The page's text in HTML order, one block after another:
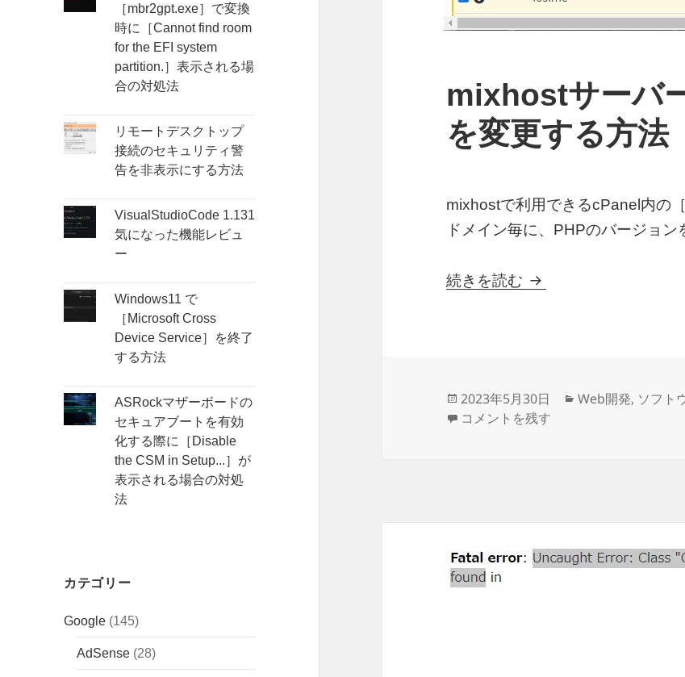
［mbr2gpt.exe］で変換
時に［Cannot find room
for the EFI system
partition.］表示される場
合の対処法
リモートデスクトップ
接続のセキュリティ警
告を非表示にする方法
VisualStudioCode 1.131
気になった機能レビュ
ー
Windows11 で
［Microsoft Cross
Device Service］を終了
する方法
ASRockマザーボードの
セキュアブートを有効
化する際に［Disable
the CSM in Setup...］が
表示される場合の対処
法
カテゴリー
Google (145)
AdSense (28)
mixhostサーバ
を変更する方法
mixhostで利用できるcPanel内の
ドメイン毎に、PHPのバージョン
続きを読む mixhostサーバーで
投
稿
2023年5月30日
カ
Web開発, ソフト
mixhostサーバーでPHPバージョンを
コメントを残す